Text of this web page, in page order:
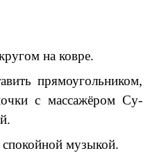
на ковре.
прямоугольником,
с массажёром Су-
музыкой.